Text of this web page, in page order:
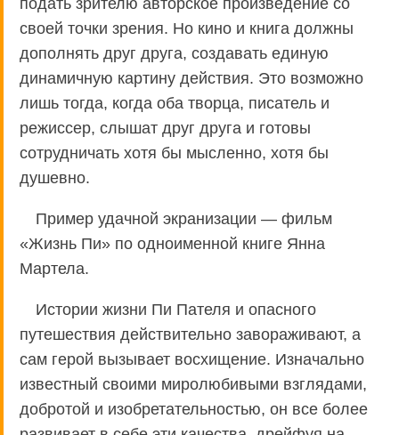
своей точки зрения. Но кино и книга должны
дополнять друг друга, создавать единую
динамичную картину действия. Это возможно
лишь тогда, когда оба творца, писатель и
режиссер, слышат друг друга и готовы
сотрудничать хотя бы мысленно, хотя бы
душевно.
Пример удачной экранизации — фильм
«Жизнь Пи» по одноименной книге Янна
Мартела.
Истории жизни Пи Пателя и опасного
путешествия действительно завораживают, а
сам герой вызывает восхищение. Изначально
известный своими миролюбивыми взглядами,
добротой и изобретательностью, он все более